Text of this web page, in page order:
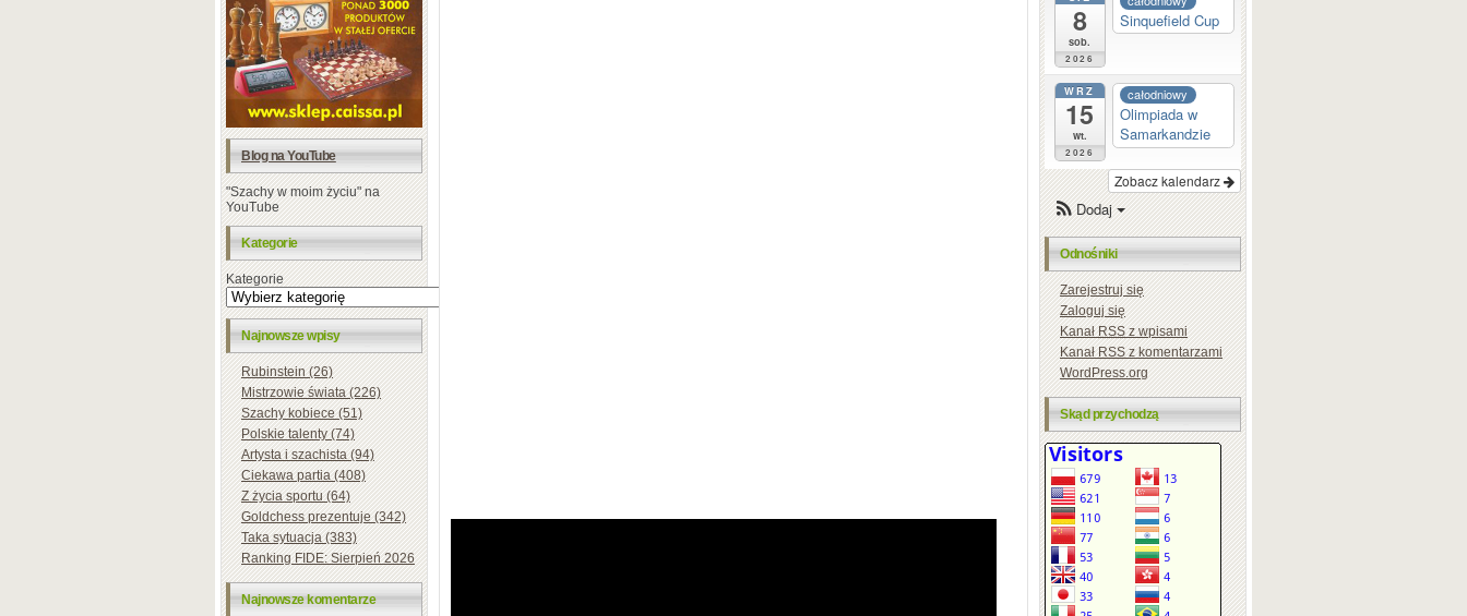
Blog na YouTube
"Szachy w moim życiu" na
YouTube
Kategorie
Kategorie
Najnowsze wpisy
Rubinstein (26)
Mistrzowie świata (226)
Szachy kobiece (51)
Polskie talenty (74)
Artysta i szachista (94)
Ciekawa partia (408)
Z życia sportu (64)
Goldchess prezentuje (342)
Taka sytuacja (383)
Ranking FIDE: Sierpień 2026
Najnowsze komentarze
8
sob.
2026
Sinquefield Cup
WRZ
15
wt.
2026
całodniowy
Olimpiada w
Samarkandzie
Zobacz kalendarz
Dodaj
Odnośniki
Zarejestruj się
Zaloguj się
KanałRSSz wpisami
KanałRSSz komentarzami
WordPress.org
Skąd przychodzą